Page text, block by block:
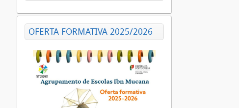
OFERTA FORMATIVA 2025/2026